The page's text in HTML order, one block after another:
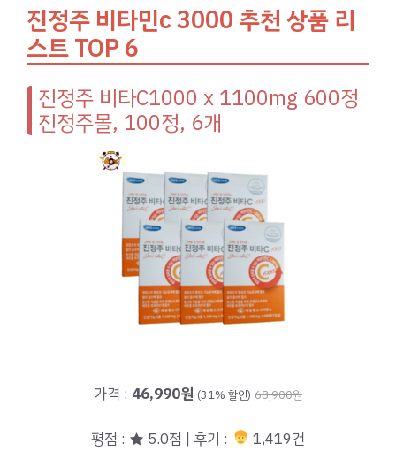
진정주 비타민c 3000 추천 상품 리
스트 TOP 6
진정주 비타C1000 x 1100mg 600정
진정주몰, 100정, 6개
가격 : 46,990원 (31% 할인) 68,900원
평점 : ★ 5.0점 | 후기 : 1,419건